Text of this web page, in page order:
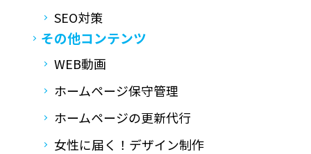
SEO対策
その他コンテンツ
WEB動画
ホームページ保守管理
ホームページの更新代行
女性に届く！デザイン制作